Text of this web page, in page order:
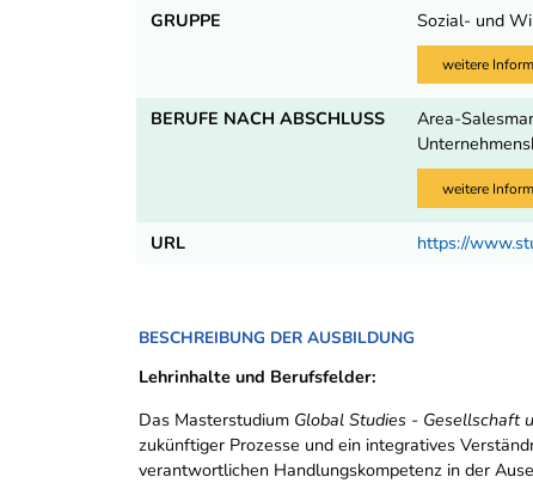
GRUPPE
Sozial- und
weitere
BERUFE NACH ABSCHLUSS
Area-
weitere
URL https://
BESCHREIBUNG DER AUSBILDUNG
Lehrinhalte und Berufsfelder:
Das Masterstudium Global Studies - Gesellschaft
zukünftiger Prozesse und ein integratives
verantwortlichen Handlungskompetenz in der